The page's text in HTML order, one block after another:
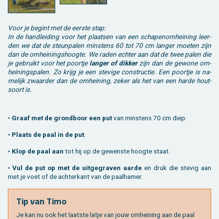
Voor je be­gint met de eer­ste stap:
In de hand­lei­ding voor het plaat­sen van een scha­pe­nom­hei­ning leer­
den we dat de steun­pa­len min­stens 60 tot 70 cm lan­ger moe­ten zijn
dan de om­hei­nings­hoog­te. We raden ech­ter aan dat de twee palen die
je ge­bruikt voor het poort­je lan­ger of dik­kerzijn dan de ge­wo­ne om­
hei­nings­pa­len. Zo krijg je een ste­vi­ge con­struc­tie. Een poort­je is na­
me­lijk zwaar­der dan de om­hei­ning, zeker als het van een harde hout­
soort is.
• Graaf met de grond­boor een putvan min­stens 70 cm diep.
• Plaats de paal in de put.
• Klop de paal aan tot hij op de ge­wens­te hoog­te staat.
• Vul de put op met de uit­ge­gra­ven aarde en druk die ste­vig aan
met je voet of de ach­ter­kant van de paal­ha­mer.
Tip van Timo
Je kan nu ook het laat­ste latje van jouw om­hei­ning aan de paal